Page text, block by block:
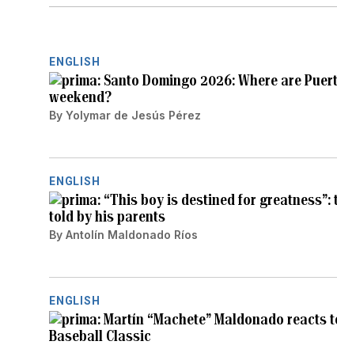
ENGLISH
Santo Domingo 2026: Where are
weekend?
By Yolymar de Jesús Pérez
ENGLISH
“This boy is destined for
told by his parents
By Antolín Maldonado Ríos
ENGLISH
Martín “Machete” Maldonado
Baseball Classic